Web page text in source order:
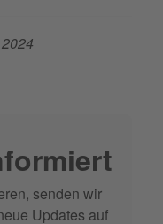
senden wir
Updates auf